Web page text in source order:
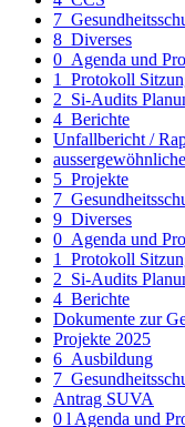
8_Diverses
0_Agenda und
1_Protokoll
2_Si-Audits
4_Berichte
Unfallbericht /
5_Projekte
9_Diverses
0_Agenda und
1_Protokoll
2_Si-Audits
4_Berichte
Dokumente zur
Projekte 2025
6_Ausbildung
Antrag SUVA
0 l Agenda und